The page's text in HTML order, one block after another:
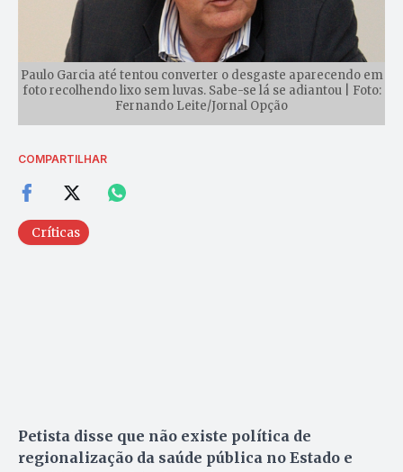
Paulo Garcia até tentou converter o desgaste aparecendo em
foto recolhendo lixo sem luvas. Sabe-se lá se adiantou | Foto:
Fernando Leite/Jornal Opção
COMPARTILHAR
Críticas
Petista disse que não existe política de
regionalização da saúde pública no Estado e